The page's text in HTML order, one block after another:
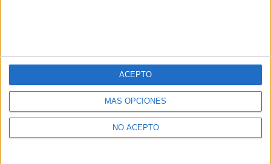
MÁS OPCIONES
NO ACEPTO
ACEPTO